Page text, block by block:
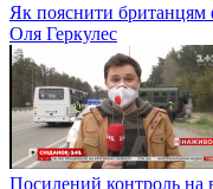
Як пояснити британцям
Оля Геркулес
Посилений контроль на